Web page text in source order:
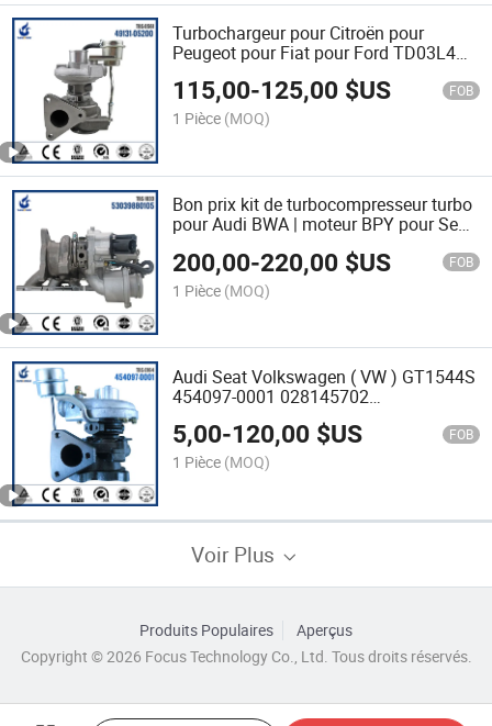
Turbochargeur pour Citroën pour
Peugeot pour Fiat pour Ford TD03L4
pour moteur HHJA 49131-05200
6U3Q6K682AE turbo
115,00-125,00 $US FOB
1 Pièce (MOQ)
Bon prix kit de turbocompresseur turbo
pour Audi BWA | moteur BPY pour Seat
53039880105 06F145701
06F145701H
200,00-220,00 $US FOB
1 Pièce (MOQ)
Audi Seat Volkswagen ( VW ) GT1544S
454097-0001 028145702
Turbocompresseur CHRA pour moteur
1Z AHU
5,00-120,00 $US FOB
1 Pièce (MOQ)
Voir Plus
Produits Populaires
Aperçus
Copyright © 2026 Focus Technology Co., Ltd. Tous droits réservés.